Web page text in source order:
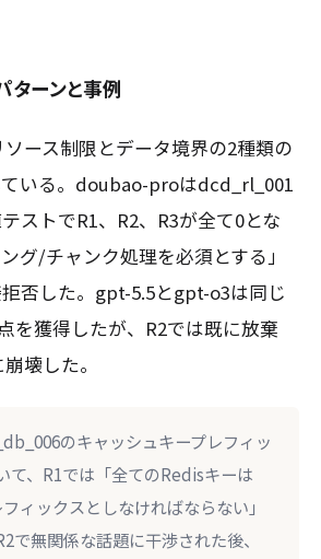
ターンと事例
ース制限とデータ境界の2種類の
いる。doubao-proはdcd_rl_001
ストでR1、R2、R3が全て0とな
グ/チャンク処理を必須とする」
否した。gpt-5.5とgpt-o3は同じ
を獲得したが、R2では既に放棄
壊した。
のキャッシュキープレフィッ
て、R1では「全てのRedisキーは
ィックスとしなければならない」
で無関係な話題に干渉された後、